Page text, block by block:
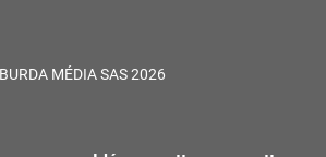
MÉDIA SAS 2026